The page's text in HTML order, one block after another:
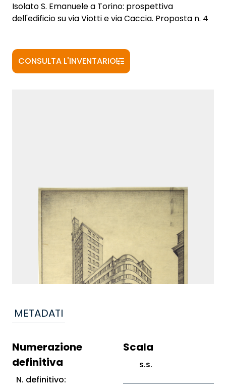
Isolato S. Emanuele a Torino: prospettiva
dell'edificio su via Viotti e via Caccia. Proposta n. 4
CONSULTA L'INVENTARIO
METADATI
Numerazione
definitiva
N. definitivo:
Scala
s.s.